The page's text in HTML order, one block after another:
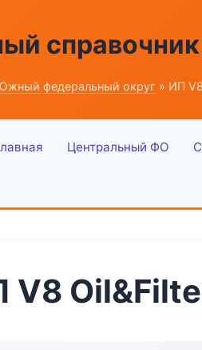
федеральный округ » ИП
Центральный ФО
V8